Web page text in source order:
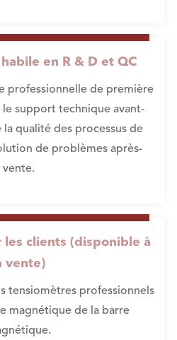
en R & D et QC
professionnelle de première
support technique avant-
qualité des processus de
de problèmes après-
vente.
les clients (disponible à
vente)
tensiomètres professionnels
magnétique de la barre